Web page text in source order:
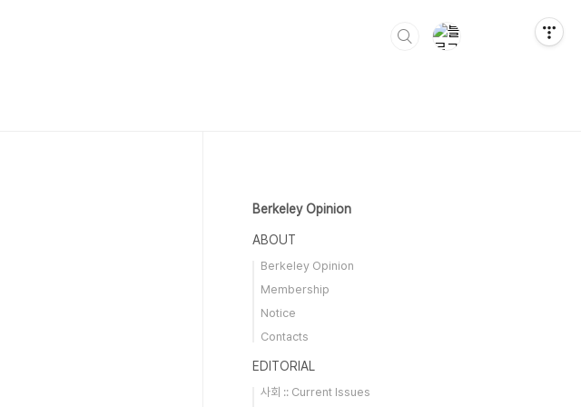
Berkeley Opinion
ABOUT
Berkeley Opinion
Membership
Notice
Contacts
EDITORIAL
사회 :: Current Issues